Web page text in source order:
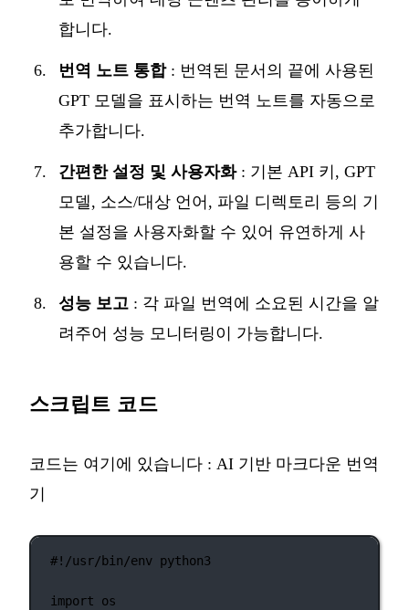
합니다.
번역 노트 통합: 번역된 문서의 끝에 사용된
GPT 모델을 표시하는 번역 노트를 자동으로
추가합니다.
간편한 설정 및 사용자화: 기본 API 키, GPT
모델, 소스/대상 언어, 파일 디렉토리 등의 기
본 설정을 사용자화할 수 있어 유연하게 사
용할 수 있습니다.
성능 보고 : 각 파일 번역에 소요된 시간을 알
려주어 성능 모니터링이 가능합니다.
스크립트 코드
코드는 여기에 있습니다 : AI 기반 마크다운 번역
기
#!/usr/bin/env python3
import os